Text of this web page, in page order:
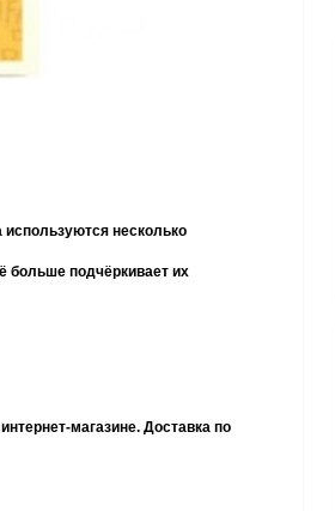
несколько
больше подчёркивает их
магазине. Доставка по